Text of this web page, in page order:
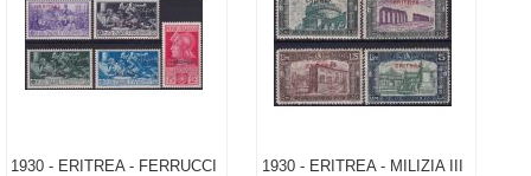
1930 - ERITREA - FERRUCCI 1930 - ERITREA - MILIZIA III